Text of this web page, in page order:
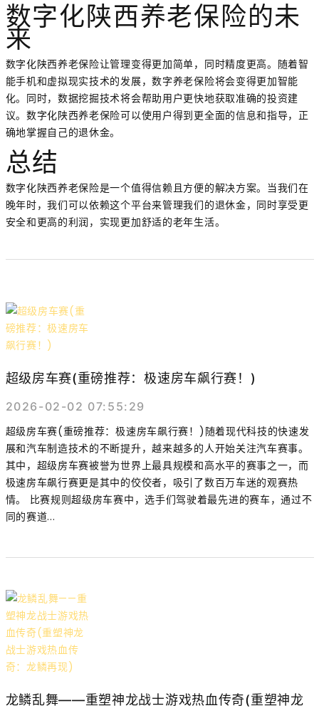
数字化陕西养老保险的未
来
数字化陕西养老保险让管理变得更加简单，同时精度更高。随着智
能手机和虚拟现实技术的发展，数字养老保险将会变得更加智能
化。同时，数据挖掘技术将会帮助用户更快地获取准确的投资建
议。数字化陕西养老保险可以使用户得到更全面的信息和指导，正
确地掌握自己的退休金。
总结
数字化陕西养老保险是一个值得信赖且方便的解决方案。当我们在
晚年时，我们可以依赖这个平台来管理我们的退休金，同时享受更
安全和更高的利润，实现更加舒适的老年生活。
超级房车赛(重磅推荐：极速房车飙行赛！)
2026-02-02 07:55:29
超级房车赛(重磅推荐：极速房车飙行赛！)随着现代科技的快速发
展和汽车制造技术的不断提升，越来越多的人开始关注汽车赛事。
其中，超级房车赛被誉为世界上最具规模和高水平的赛事之一，而
极速房车飙行赛更是其中的佼佼者，吸引了数百万车迷的观赛热
情。 比赛规则超级房车赛中，选手们驾驶着最先进的赛车，通过不
同的赛道...
龙鳞乱舞——重塑神龙战士游戏热血传奇(重塑神龙